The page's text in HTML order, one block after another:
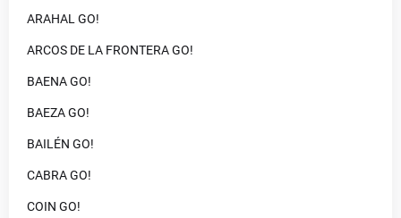
ARAHAL GO!
ARCOS DE LA FRONTERA GO!
BAENA GO!
BAEZA GO!
BAILÉN GO!
CABRA GO!
COIN GO!